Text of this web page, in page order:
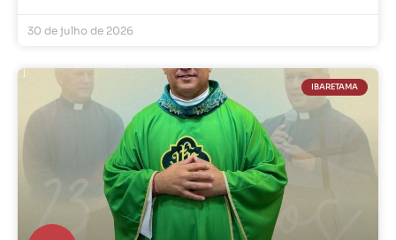
30 de julho de 2026
IBARETAMA